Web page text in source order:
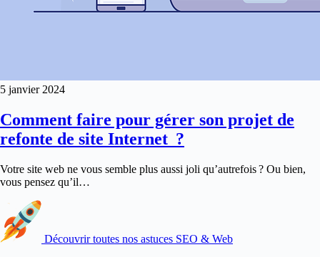
5 janvier 2024
Comment faire pour gérer son projet de
refonte de site Internet ?
Votre site web ne vous semble plus aussi joli qu’autrefois ? Ou bien,
vous pensez qu’il…
Découvrir toutes nos astuces SEO & Web